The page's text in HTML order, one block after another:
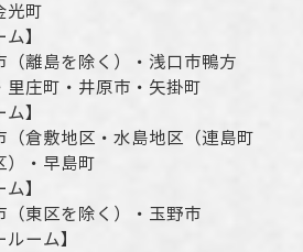
光町
ム】
（離島を除く） ・ 浅口市鴨方
里庄町・ 井原市 ・矢掛町
ム】
（倉敷地区・水島地区（連島町
）・早島町
ム】
（東区を除く）・玉野市
ルーム】